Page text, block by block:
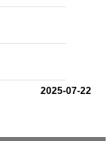
2025-07-22